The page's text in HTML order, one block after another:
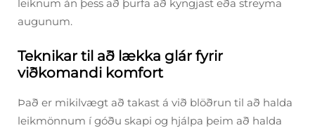
leiknum án þess að þurfa að kyngjast eða streyma
augunum.
Teknikar til að lækka glár fyrir
viðkomandi komfort
Það er mikilvægt að takast á við blöðrun til að halda
leikmönnum í góðu skapi og hjálpa þeim að halda